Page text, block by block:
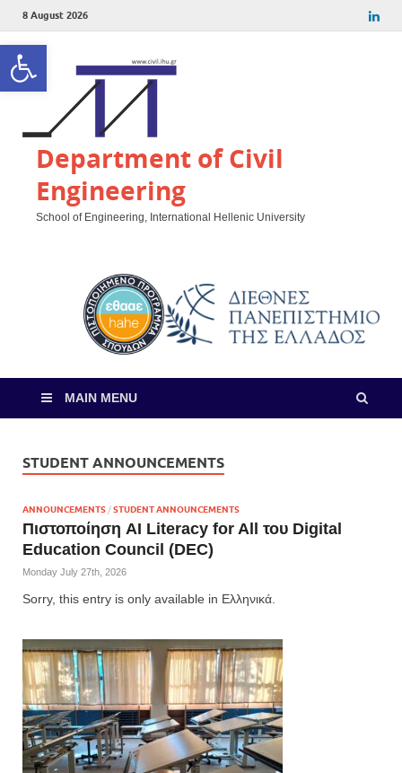
Open toolbar
8 August 2026
Department of Civil
Engineering
School of Engineering, International Hellenic University
MAIN MENU
STUDENT ANNOUNCEMENTS
ANNOUNCEMENTS /STUDENT ANNOUNCEMENTS
Πιστοποίηση AI Literacy for All του Digital
Education Council (DEC)
Monday July 27th, 2026
Sorry, this entry is only available in Ελληνικά.